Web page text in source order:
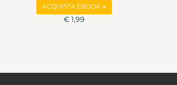
ACQUISTA EBOOK
€ 1,99